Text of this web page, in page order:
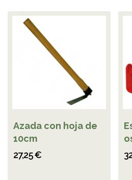
Azada con hoja de
10cm
27,25 €